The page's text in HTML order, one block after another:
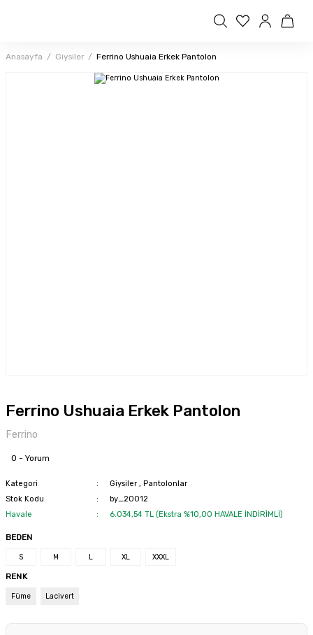
Anasayfa Giysiler Ferrino Ushuaia Erkek Pantolon
Ferrino Ushuaia Erkek Pantolon
Ferrino
0 - Yorum
Kategori Giysiler , Pantolonlar
Stok Kodu
by_20012
Havale
6.034,54 TL (Ekstra %10,00 HAVALE İNDİRİMLİ)
BEDEN
S M L XL XXXL
RENK
Füme Lacivert